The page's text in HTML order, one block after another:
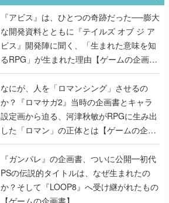
るRPG」が生まれた理由【ゲームの企画
書】
なにが、人を「ロマンシング」させるの
か？『ロマサガ2』当時の企画書とキャラ
設定画から迫る、河津秋敏がRPGに生み出
した「ロマン」の正体とは【ゲームの企画
書】
『ガンパレ』の企画書、ついに公開━初代
PSの伝説的タイトルは、なぜ生まれたの
か？そして『LOOP8』へ受け継がれたもの
【ゲームの企画書】
世界が認めるゲームデザイナー・上田文人
とはいったい何が凄いのか？ ヨコオタロ